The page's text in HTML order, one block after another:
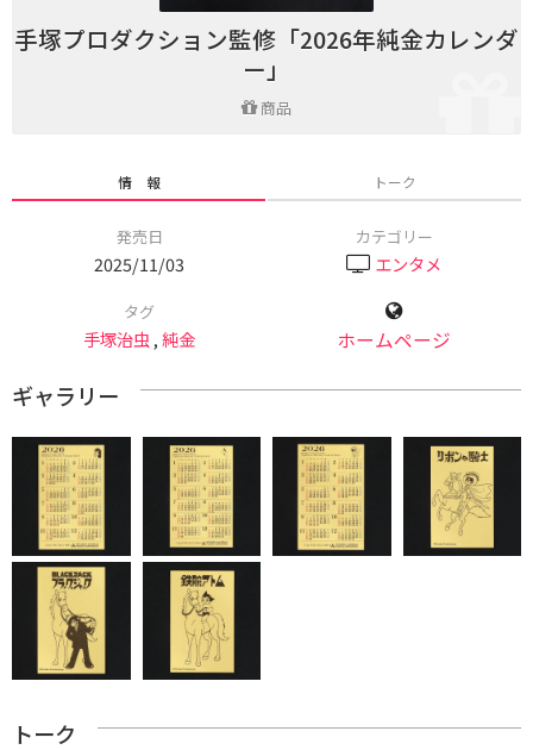
手塚プロダクション監修「2026年純金カレンダ
ー」
商品
情 報 トーク
発売日
2025/11/03
カテゴリー
エンタメ
タグ
手塚治虫 ,純金 ホームページ
ギャラリー
トーク